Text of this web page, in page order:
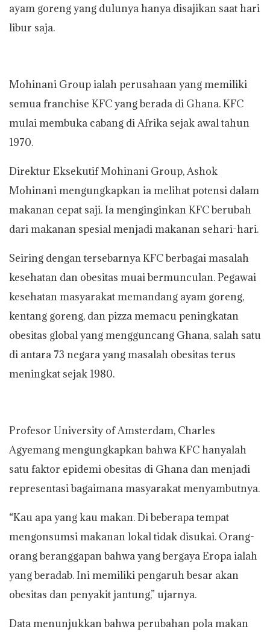
ayam goreng yang dulunya hanya disajikan saat hari
libur saja.
Mohinani Group ialah perusahaan yang memiliki
semua franchise KFC yang berada di Ghana. KFC
mulai membuka cabang di Afrika sejak awal tahun
1970.
Direktur Eksekutif Mohinani Group, Ashok
Mohinani mengungkapkan ia melihat potensi dalam
makanan cepat saji. Ia menginginkan KFC berubah
dari makanan spesial menjadi makanan sehari-hari.
Seiring dengan tersebarnya KFC berbagai masalah
kesehatan dan obesitas muai bermunculan. Pegawai
kesehatan masyarakat memandang ayam goreng,
kentang goreng, dan pizza memacu peningkatan
obesitas global yang mengguncang Ghana, salah satu
di antara 73 negara yang masalah obesitas terus
meningkat sejak 1980.
Profesor University of Amsterdam, Charles
Agyemang mengungkapkan bahwa KFC hanyalah
satu faktor epidemi obesitas di Ghana dan menjadi
representasi bagaimana masyarakat menyambutnya.
“Kau apa yang kau makan. Di beberapa tempat
mengonsumsi makanan lokal tidak disukai. Orang-
orang beranggapan bahwa yang bergaya Eropa ialah
yang beradab. Ini memiliki pengaruh besar akan
obesitas dan penyakit jantung,” ujarnya.
Data menunjukkan bahwa perubahan pola makan